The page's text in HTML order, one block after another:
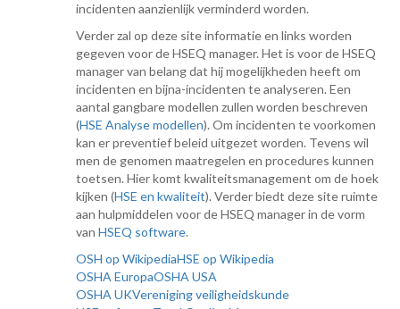
incidenten aanzienlijk verminderd worden.
Verder zal op deze site informatie en links worden
gegeven voor de HSEQ manager. Het is voor de HSEQ
manager van belang dat hij mogelijkheden heeft om
incidenten en bijna-incidenten te analyseren. Een
aantal gangbare modellen zullen worden beschreven
(HSE Analyse modellen). Om incidenten te voorkomen
kan er preventief beleid uitgezet worden. Tevens wil
men de genomen maatregelen en procedures kunnen
toetsen. Hier komt kwaliteitsmanagement om de hoek
kijken (HSE en kwaliteit). Verder biedt deze site ruimte
aan hulpmiddelen voor de HSEQ manager in de vorm
van HSEQ software.
OSH op WikipediaHSE op Wikipedia
OSHA EuropaOSHA USA
OSHA UKVereniging veiligheidskunde